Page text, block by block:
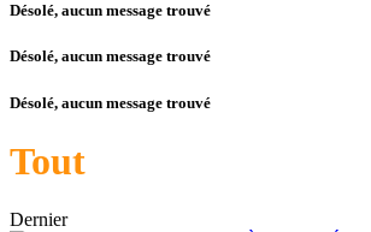
Désolé, aucun message trouvé
Désolé, aucun message trouvé
Désolé, aucun message trouvé
Tout
Dernier